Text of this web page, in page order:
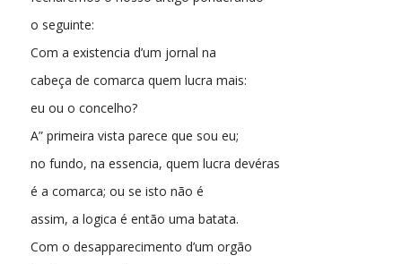
o seguinte:
Com a existencia d’um jornal na
cabeça de comarca quem lucra mais:
eu ou o concelho?
A” primeira vista parece que sou eu;
no fundo, na essencia, quem lucra devéras
é a comarca; ou se isto não é
assim, a logica é então uma batata.
Com o desapparecimento d’um orgão